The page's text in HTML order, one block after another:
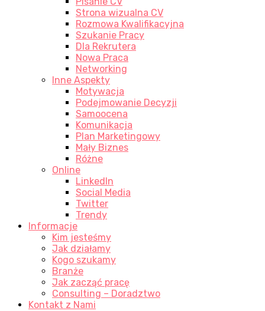
Strona wizualna CV
Rozmowa Kwalifikacyjna
Szukanie Pracy
Dla Rekrutera
Nowa Praca
Networking
Inne Aspekty
Motywacja
Podejmowanie Decyzji
Samoocena
Komunikacja
Plan Marketingowy
Mały Biznes
Różne
Online
LinkedIn
Social Media
Twitter
Trendy
Informacje
Kim jesteśmy
Jak działamy
Kogo szukamy
Branże
Jak zacząć pracę
Consulting – Doradztwo
Kontakt z Nami